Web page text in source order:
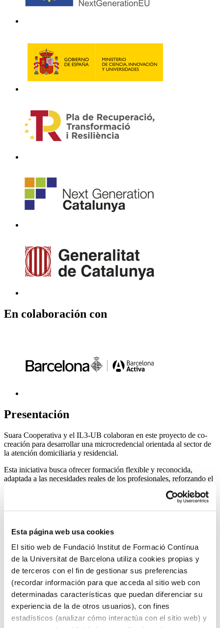
Esta página web usa cookies
El sitio web de Fundació Institut de Formació Contínua
de la Universitat de Barcelona utiliza cookies propias y
de terceros con el fin de gestionar sus preferencias
(recordar información para que acceda al sitio web con
determinadas características que puedan diferenciar su
experiencia de la de otros usuarios), con fines
estadísticos (analizar cómo interactúa con el sitio web) y
En colaboración con
Presentación
Suara Cooperativa y el IL3-UB colaboran en este proyecto de co-
creación para desarrollar una microcredencial orientada al sector de
la atención domiciliaria y residencial.
Esta iniciativa busca ofrecer formación flexible y reconocida,
adaptada a las necesidades reales de los profesionales, reforzando el
Garantizando la calidad del servicio, asegurando que las
por parte de profesionales formados
Reforzando el sector sociosanitario como uno de los ejes
clave para la cohesión social y el bienestar colectivo,
especialmente en un contexto de creciente demanda
Contribuyendo a la sostenibilidad del sistema de servicios
sociales cubriendo los puestos con profesionales cualificados
Objetivos